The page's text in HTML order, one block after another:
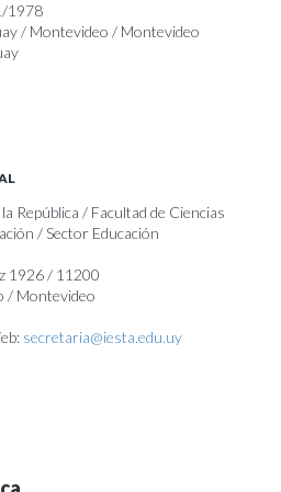
1978
/ Montevideo / Montevideo
República / Facultad de Ciencias
/ Sector Educación
1926 / 11200
/ Montevideo
secretaria@iesta.edu.uy